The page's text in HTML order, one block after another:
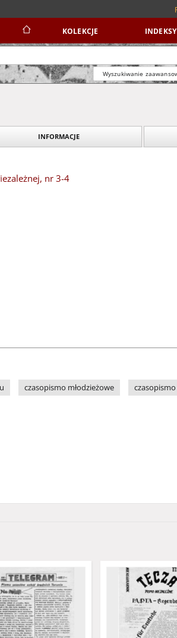
KOLEKCJE INDEKSY
Wyszukiwanie
INFORMACJE
nr 3-4
czasopismo młodzieżowe